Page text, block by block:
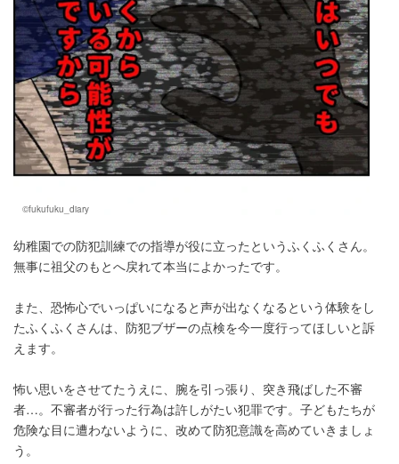
©fukufuku_diary
幼稚園での防犯訓練での指導が役に立ったというふくふくさん。
無事に祖父のもとへ戻れて本当によかったです。
また、恐怖心でいっぱいになると声が出なくなるという体験をし
たふくふくさんは、防犯ブザーの点検を今一度行ってほしいと訴
えます。
怖い思いをさせてたうえに、腕を引っ張り、突き飛ばした不審
者…。不審者が行った行為は許しがたい犯罪です。子どもたちが
危険な目に遭わないように、改めて防犯意識を高めていきましょ
う。